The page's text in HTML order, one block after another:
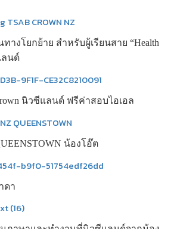
างโยกย้าย สำหรับผู้เรียนสาย “Health
ลนด์
นิวซีแลนด์ ฟรีค่าสอบไอเอล
น้องโอ๊ต
ดา